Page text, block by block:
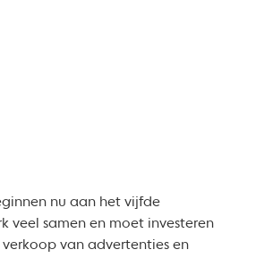
nu aan het vijfde
veel samen en moet investeren
van advertenties en